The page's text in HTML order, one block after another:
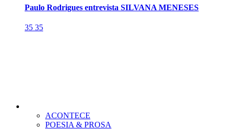
Paulo Rodrigues entrevista SILVANA MENESES
35 35
ACONTECE
POESIA & PROSA